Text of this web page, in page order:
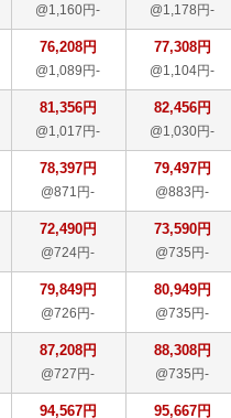
@1,160円- @1,178円-
76,208円
@1,089円-
77,308円
@1,104円-
81,356円
@1,017円-
82,456円
@1,030円-
78,397円
@871円-
79,497円
@883円-
72,490円
@724円-
73,590円
@735円-
79,849円
@726円-
80,949円
@735円-
87,208円
@727円-
88,308円
@735円-
94,567円 95,667円